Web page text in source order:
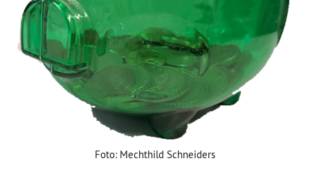
Foto: Mechthild Schneiders